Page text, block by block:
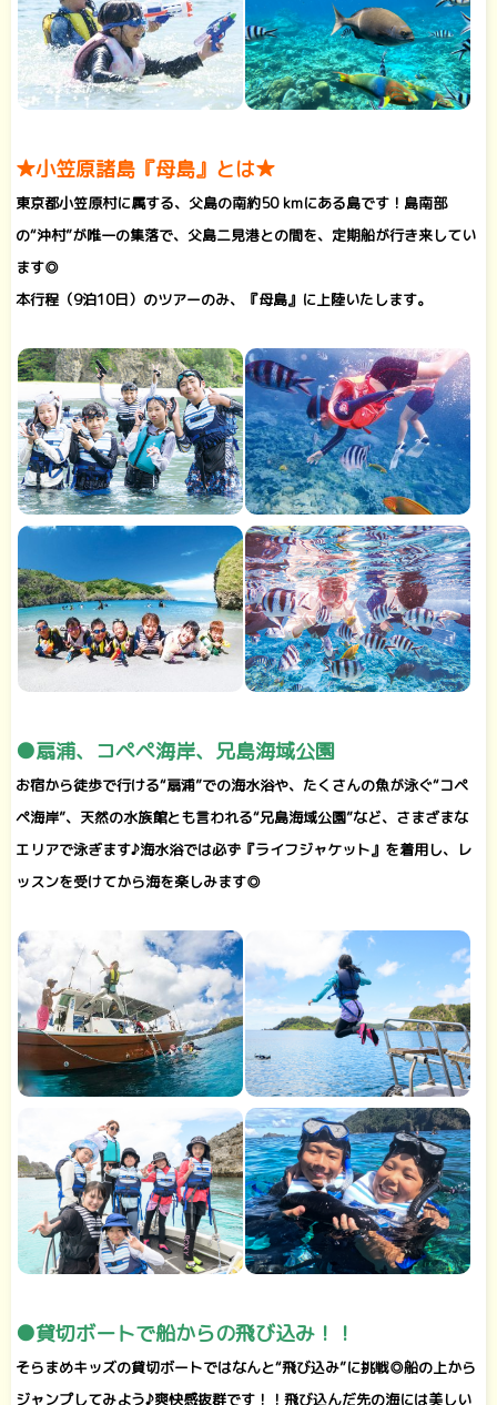
★小笠原諸島『母島』とは★
東京都小笠原村に属する、父島の南約50 kmにある島です！島南部
の“沖村”が唯一の集落で、父島二見港との間を、定期船が行き来してい
ます◎
本行程（9泊10日）のツアーのみ、
『母島』に上陸いたします。
●扇浦、コペペ海岸、兄島海域公園
お宿から徒歩で行ける“扇浦”での海水浴や、たくさんの魚が泳ぐ“コペ
ペ海岸”、天然の水族館とも言われる“兄島海域公園”など、さまざまな
エリアで泳ぎます♪海水浴では必ず『ライフジャケット』を着用し、レ
ッスンを受けてから海を楽しみます◎
●貸切ボートで船からの飛び込み！！
そらまめキッズの貸切ボートではなんと“飛び込み”に挑戦◎船の上から
ジャンプしてみよう♪爽快感抜群です！！飛び込んだ先の海には美しい